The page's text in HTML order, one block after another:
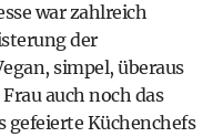
war zahlreich
der
simpel, überaus
auch noch das
gefeierte Küchenchefs